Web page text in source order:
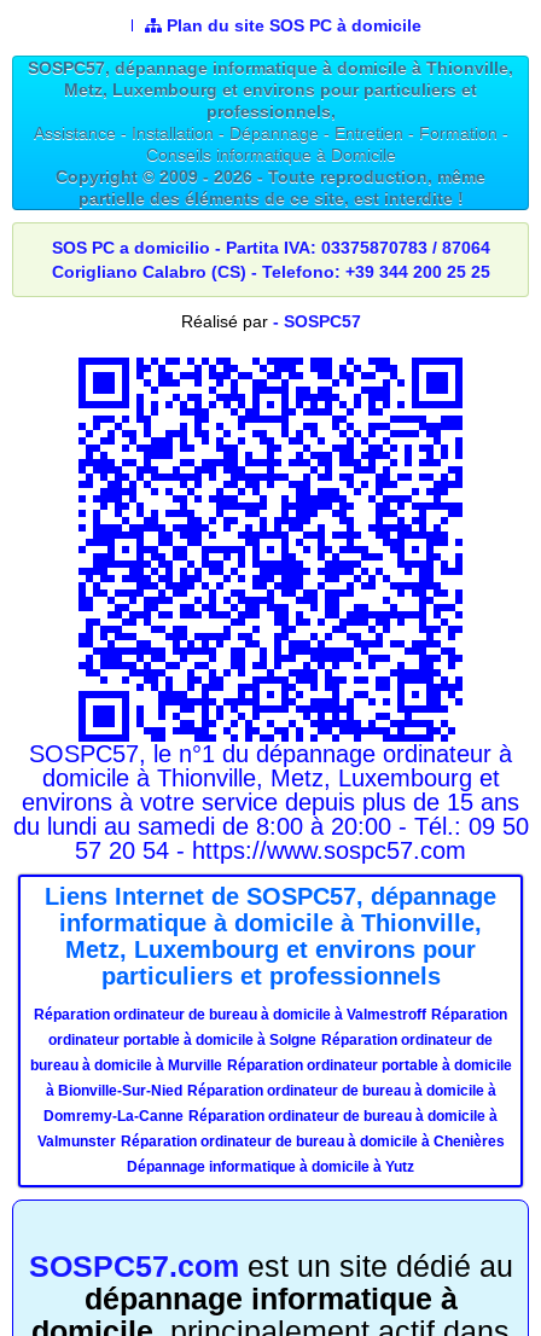
Plan du site SOS PC à domicile
SOSPC57, dépannage informatique à domicile à Thionville,
Metz, Luxembourg et environs pour particuliers et
professionnels,
Assistance - Installation - Dépannage - Entretien - Formation -
Conseils informatique à Domicile
Copyright © 2009 - 2026 - Toute reproduction, même
partielle des éléments de ce site, est interdite !
SOS PC a domicilio - Partita IVA: 03375870783 / 87064
Corigliano Calabro (CS) - Telefono: +39 344 200 25 25
Réalisé par - SOSPC57
SOSPC57, le n°1 du dépannage ordinateur à
domicile à Thionville, Metz, Luxembourg et
environs à votre service depuis plus de 15 ans
du lundi au samedi de 8:00 à 20:00 - Tél.: 09 50
57 20 54 - https://www.sospc57.com
Liens Internet de SOSPC57, dépannage
informatique à domicile à Thionville,
Metz, Luxembourg et environs pour
particuliers et professionnels
Réparation ordinateur de bureau à domicile à Valmestroff Réparation
ordinateur portable à domicile à Solgne Réparation ordinateur de
bureau à domicile à Murville Réparation ordinateur portable à domicile
à Bionville-Sur-Nied Réparation ordinateur de bureau à domicile à
Domremy-La-Canne Réparation ordinateur de bureau à domicile à
Valmunster Réparation ordinateur de bureau à domicile à Chenières
Dépannage informatique à domicile à Yutz
SOSPC57.com est un site dédié au
dépannage informatique à